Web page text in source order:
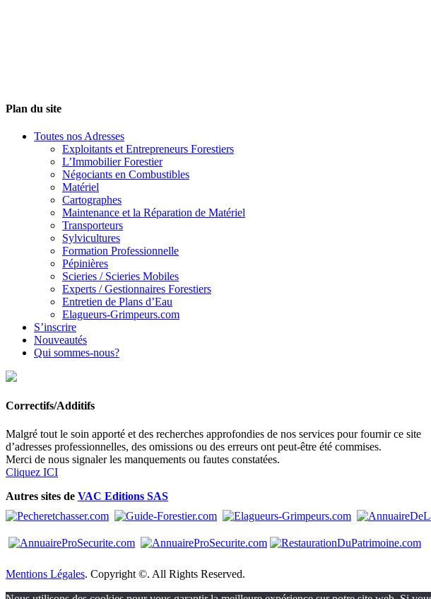
Plan du site
Toutes nos Adresses
Exploitants et Entrepreneurs Forestiers
L’Immobilier Forestier
Négociants en Combustibles
Matériel
Cartographes
Maintenance et la Réparation de Matériel
Transporteurs
Sylvicultures
Formation Professionnelle
Pépinières
Scieries / Scieries Mobiles
Experts / Gestionnaires Forestiers
Entretien de Plans d’Eau
Elagueurs-Grimpeurs.com
S’inscrire
Nouveautés
Qui sommes-nous?
Correctifs/Additifs
Malgré tout le soin apporté et des recherches approfondies de nos services pour fournir ce site
d’adresses professionnelles, des omissions ou des erreurs ont peut-être été commises.
Merci de nous signaler les manquements ou fautes constatées.
Cliquez ICI
Autres sites de VAC Editions SAS
Mentions Légales. Copyright ©. All Rights Reserved.